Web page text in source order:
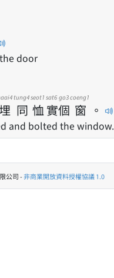
door
埋 同
tung4
恤
seot1
實
sat6
個
go3
窗
coeng1
。
and bolted the window.
公司 -非商業開放資料授權協議 1.0